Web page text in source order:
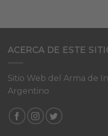
ACERCA DE ESTE
Sitio Web del Arma de
Argentino